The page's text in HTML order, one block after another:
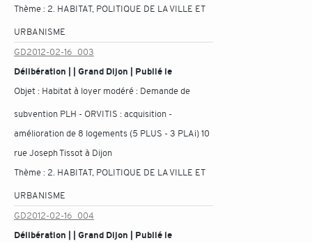
Thème : 2. HABITAT, POLITIQUE DE LA VILLE ET
URBANISME
GD2012-02-16_003
Délibération | | Grand Dijon | Publié le
Objet : Habitat à loyer modéré : Demande de
subvention PLH - ORVITIS : acquisition -
amélioration de 8 logements (5 PLUS - 3 PLAi) 10
rue Joseph Tissot à Dijon
Thème : 2. HABITAT, POLITIQUE DE LA VILLE ET
URBANISME
GD2012-02-16_004
Délibération | | Grand Dijon | Publié le